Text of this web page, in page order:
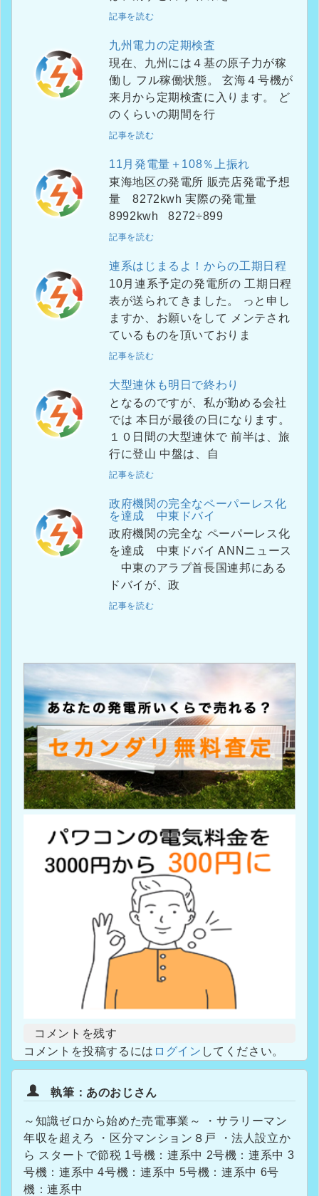
記事を読む
九州電力の定期検査
現在、九州には４基の原子力が稼
働し フル稼働状態。 玄海４号機が
来月から定期検査に入ります。 ど
のくらいの期間を行
記事を読む
11月発電量＋108％上振れ
東海地区の発電所 販売店発電予想
量 8272kwh 実際の発電量
8992kwh 8272÷899
記事を読む
連系はじまるよ！からの工期日程
10月連系予定の発電所の 工期日程
表が送られてきました。 っと申し
ますか、お願いをして メンテされ
ているものを頂いておりま
記事を読む
大型連休も明日で終わり
となるのですが、私が勤める会社
では 本日が最後の日になります。
１０日間の大型連休で 前半は、旅
行に登山 中盤は、自
記事を読む
政府機関の完全なペーパーレス化
を達成 中東ドバイ
政府機関の完全な ペーパーレス化
を達成 中東ドバイ ANNニュース
中東のアラブ首長国連邦にある
ドバイが、政
記事を読む
コメントを残す
コメントを投稿するには ログイン してください。
執筆：あのおじさん
～知識ゼロから始めた売電事業～ ・サラリーマン
年収を超えろ ・区分マンション８戸 ・法人設立か
ら スタートで節税 1号機：連系中 2号機：連系中 3
号機：連系中 4号機：連系中 5号機：連系中 6号
機：連系中